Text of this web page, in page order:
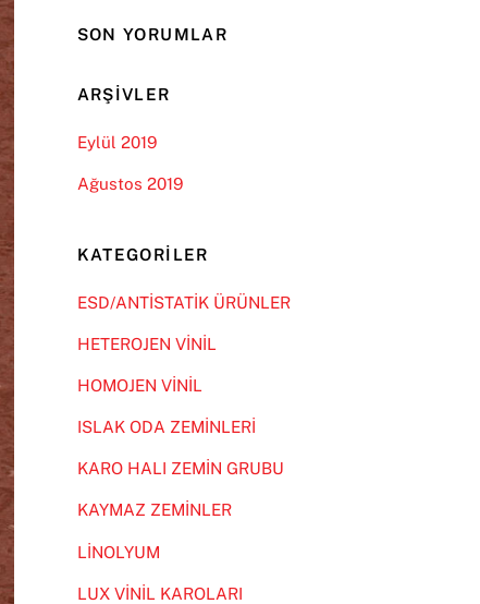
SON YORUMLAR
ARŞIVLER
Eylül 2019
Ağustos 2019
KATEGORILER
ESD/ANTİSTATİK ÜRÜNLER
HETEROJEN VİNİL
HOMOJEN VİNİL
ISLAK ODA ZEMİNLERİ
KARO HALI ZEMİN GRUBU
KAYMAZ ZEMİNLER
LİNOLYUM
LUX VİNİL KAROLARI